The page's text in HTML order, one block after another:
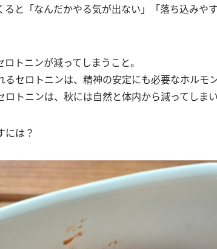
ると「なんだかやる気が出ない」「落ち込みや
トニンが減ってしまうこと。
るセロトニンは、精神の安定にも必要なホルモ
トニンは、秋には自然と体内から減ってしま
には？